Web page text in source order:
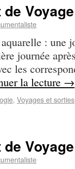
: une
journée
les
la lecture →
, Voyages et sorties